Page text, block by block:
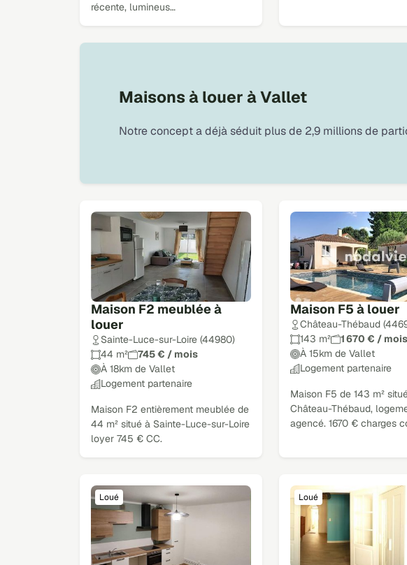
récente, lumineus…
Maison F2 meublée à
louer
Sainte-Luce-sur-Loire (44980)
44 m²
745 € / mois
À 18km de Vallet
Logement partenaire
Maison F2 entièrement meublée de
44 m² situé à Sainte-Luce-sur-Loire
loyer 745 € CC.
Maison F5 à louer
Château-Thébaud
143 m²
1 670 € / mois
À 15km de Vallet
Logement partenaire
Maison F5 de 143 m²
Château-Thébaud,
agencé. 1670 € charges
Loué Loué
Maisons à louer à Vallet
Notre concept a déjà séduit plus de 2,9 millions de